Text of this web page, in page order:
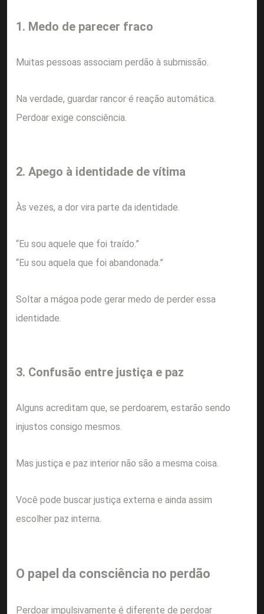
1. Medo de parecer fraco
Muitas pessoas associam perdão à submissão.
Na verdade, guardar rancor é reação automática.
Perdoar exige consciência.
2. Apego à identidade de vítima
Às vezes, a dor vira parte da identidade.
“Eu sou aquele que foi traído.”
“Eu sou aquela que foi abandonada.”
Soltar a mágoa pode gerar medo de perder essa
identidade.
3. Confusão entre justiça e paz
Alguns acreditam que, se perdoarem, estarão sendo
injustos consigo mesmos.
Mas justiça e paz interior não são a mesma coisa.
Você pode buscar justiça externa e ainda assim
escolher paz interna.
O papel da consciência no perdão
Perdoar impulsivamente é diferente de perdoar